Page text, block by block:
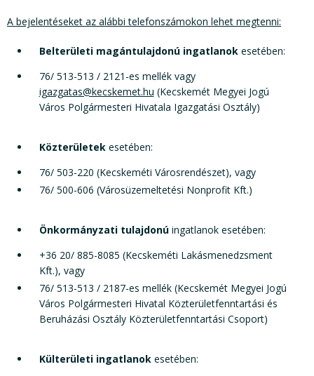
A bejelentéseket az alábbi telefonszámokon lehet megtenni:
Belterületi magántulajdonú ingatlanokesetében:
76/ 513-513 / 2121-es mellék vagy
igazgatas@kecskemet.hu (Kecskemét Megyei Jogú
Város Polgármesteri Hivatala Igazgatási Osztály)
Közterületekesetében:
76/ 503-220 (Kecskeméti Városrendészet), vagy
76/ 500-606 (Városüzemeltetési Nonprofit Kft.)
Önkormányzati tulajdonúingatlanok esetében:
+36 20/ 885-8085 (Kecskeméti Lakásmenedzsment
Kft.), vagy
76/ 513-513 / 2187-es mellék (Kecskemét Megyei Jogú
Város Polgármesteri Hivatal Közterületfenntartási és
Beruházási Osztály Közterületfenntartási Csoport)
Külterületi ingatlanokesetében: